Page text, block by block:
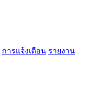
การแจ้งเตือน รายงาน